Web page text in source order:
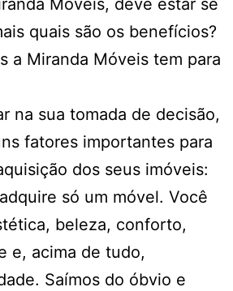
Móveis, deve estar se
quais são os benefícios?
a Miranda Móveis tem para
na sua tomada de decisão,
fatores importantes para
dos seus imóveis:
só um móvel. Você
beleza, conforto,
e, acima de tudo,
Saímos do óbvio e